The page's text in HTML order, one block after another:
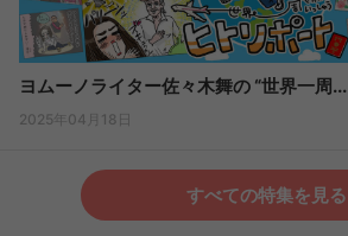
ヨムーノライター佐々木舞の “世界一周...
2025年04月18日
すべての特集を見る